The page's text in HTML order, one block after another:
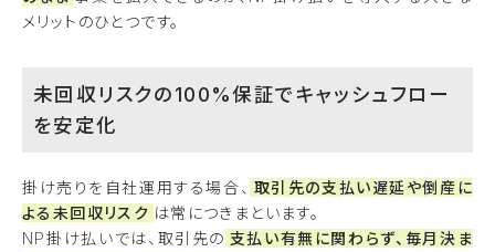
メリットのひとつです。
未回収リスクの100%保証でキャッシュフロー
を安定化
掛け売りを自社運用する場合、 取引先の支払い遅延や倒産に
よる未回収リスク は常につきまといます。
NP掛け払いでは、取引先の 支払い有無に関わらず、毎月決ま